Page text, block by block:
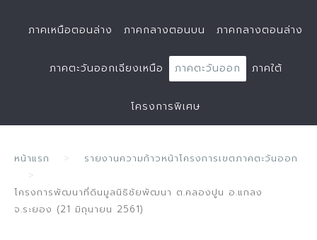
ภาคเหนือตอนล่าง ภาคกลางตอนบน ภาคกลางตอนล่าง
ภาคตะวันออกเฉียงเหนือ ภาคตะวันออก ภาคใต้
โครงการพิเศษ
หน้าแรก รายงานความก้าวหน้าโครงการเขตภาคตะวันออก
โครงการพัฒนาที่ดินมูลนิธิชัยพัฒนา ต.คลองปูน อ.แกลง
จ.ระยอง (21 มิถุนายน 2561)